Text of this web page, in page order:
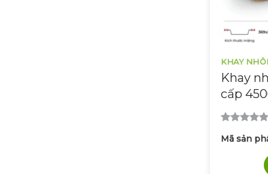
KHAY
Khay
cấp
hạng5.00
Mã sản